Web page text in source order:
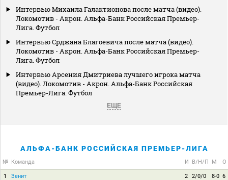
Интервью Михаила Галактионова после матча (видео).
Локомотив - Акрон. Альфа-Банк Российская Премьер-
Лига. Футбол
Интервью Срджана Благоевича после матча (видео).
Локомотив - Акрон. Альфа-Банк Российская Премьер-
Лига. Футбол
Интервью Арсения Дмитриева лучшего игрока матча
(видео). Локомотив - Акрон. Альфа-Банк Российская
Премьер-Лига. Футбол
ЕЩЕ
АЛЬФА-БАНК РОССИЙСКАЯ ПРЕМЬЕР-ЛИГА
№ Команда И В/Н/П М О
1 Зенит 2 2/0/0 8-0 6